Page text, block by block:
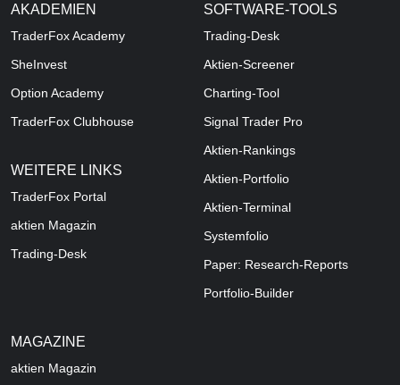
AKADEMIEN
TraderFox Academy
SheInvest
Option Academy
TraderFox Clubhouse
WEITERE LINKS
TraderFox Portal
aktien Magazin
Trading-Desk
SOFTWARE-TOOLS
Trading-Desk
Aktien-Screener
Charting-Tool
Signal Trader Pro
Aktien-Rankings
Aktien-Portfolio
Aktien-Terminal
Systemfolio
Paper: Research-Reports
Portfolio-Builder
MAGAZINE
aktien Magazin